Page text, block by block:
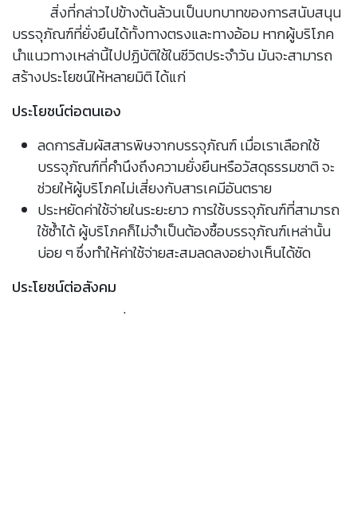
สิ่งที่กล่าวไปข้างต้นล้วนเป็นบทบาทของการสนับสนุน
บรรจุภัณฑ์ที่ยั่งยืนได้ทั้งทางตรงและทางอ้อม หากผู้บริโภค
นำแนวทางเหล่านี้ไปปฏิบัติใช้ในชีวิตประจำวัน มันจะสามารถ
สร้างประโยชน์ให้หลายมิติ ได้แก่
ประโยชน์ต่อตนเอง
ลดการสัมผัสสารพิษจากบรรจุภัณฑ์ เมื่อเราเลือกใช้
บรรจุภัณฑ์ที่คำนึงถึงความยั่งยืนหรือวัสดุธรรมชาติ จะ
ช่วยให้ผู้บริโภคไม่เสี่ยงกับสารเคมีอันตราย
ประหยัดค่าใช้จ่ายในระยะยาว การใช้บรรจุภัณฑ์ที่สามารถ
ใช้ซ้ำได้ ผู้บริโภคก็ไม่จำเป็นต้องซื้อบรรจุภัณฑ์เหล่านั้น
บ่อย ๆ ซึ่งทำให้ค่าใช้จ่ายสะสมลดลงอย่างเห็นได้ชัด
ประโยชน์ต่อสังคม
ธุรกิจปรับตัว เมื่อผู้บริโภคสนับสนุนบรรจุภัณฑ์หรือ